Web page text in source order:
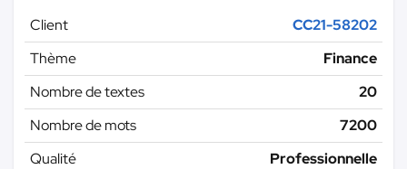
Client
CC21-58202
Thème
Finance
Nombre de textes
20
Nombre de mots
7200
Qualité
Professionnelle